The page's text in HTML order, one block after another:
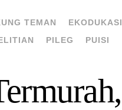
TEMAN
EKODUKASI
PILEG PUISI